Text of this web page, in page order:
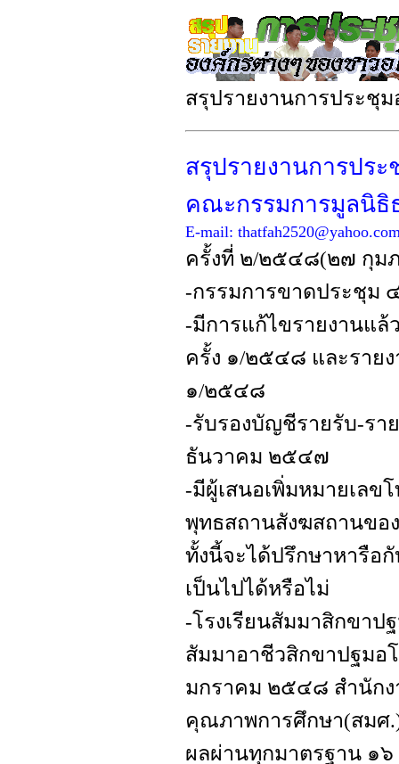
สรุปรายงานการประชุ
สรุปรายงานการประ
คณะกรรมการมูลนิธิ
E-mail:
ครั้งที่ ๒/๒๕๔๘(๒๗ กุม
-กรรมการขาดประชุม
-มีการแก้ไขรายงานแล้
ครั้ง ๑/๒๕๔๘ และราย
๑/๒๕๔๘
-รับรองบัญชีรายรับ-รา
ธันวาคม ๒๕๔๗
-มีผู้เสนอเพิ่มหมายเล
พุทธสถานสังฆสถานขอ
ทั้งนี้จะได้ปรึกษาหารือ
เป็นไปได้หรือไม่
-โรงเรียนสัมมาสิกขาป
สัมมาอาชีวสิกขาปฐมอ
มกราคม ๒๕๔๘ สำนักง
คุณภาพการศึกษา(สมศ
ผลผ่านทุกมาตรฐาน ๑